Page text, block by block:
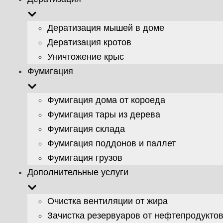
Дератизация мышей в доме
Дератизация кротов
Уничтожение крыс
Фумигация
Фумигация дома от короеда
Фумигация тары из дерева
Фумигация склада
Фумигация поддонов и паллет
Фумигация грузов
Дополнительные услуги
Очистка вентиляции от жира
Зачистка резервуаров от нефтепродуктов